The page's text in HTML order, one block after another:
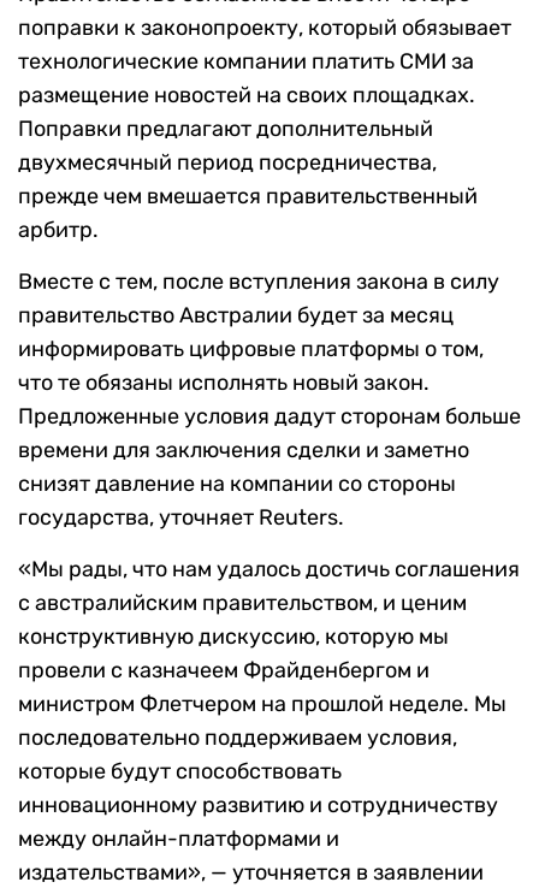
поправки к законопроекту, который обязывает
технологические компании платить СМИ за
размещение новостей на своих площадках.
Поправки предлагают дополнительный
двухмесячный период посредничества,
прежде чем вмешается правительственный
арбитр.
Вместе с тем, после вступления закона в силу
правительство Австралии будет за месяц
информировать цифровые платформы о том,
что те обязаны исполнять новый закон.
Предложенные условия дадут сторонам больше
времени для заключения сделки и заметно
снизят давление на компании со стороны
государства, уточняет Reuters.
«Мы рады, что нам удалось достичь соглашения
с австралийским правительством, и ценим
конструктивную дискуссию, которую мы
провели с казначеем Фрайденбергом и
министром Флетчером на прошлой неделе. Мы
последовательно поддерживаем условия,
которые будут способствовать
инновационному развитию и сотрудничеству
между онлайн-платформами и
издательствами», — уточняется в заявлении